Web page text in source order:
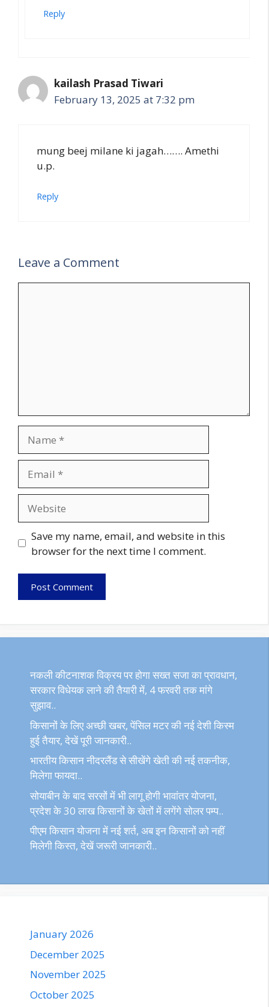
Reply
kailash Prasad Tiwari
February 13, 2025 at 7:32 pm
mung beej milane ki jagah……. Amethi
u.p.
Reply
Leave a Comment
Save my name, email, and website in this
browser for the next time I comment.
नकली कीटनाशक विक्रय पर होगा सख्त सजा का प्रावधान,
सरकार विधेयक लाने की तैयारी में, 4 फरवरी तक मांगे
सुझाव..
किसानों के लिए अच्छी खबर, पेंसिल मटर की नई देशी किस्म
हुई तैयार, देखें पूरी जानकारी..
भारतीय किसान नीदरलैंड से सीखेंगे खेती की नई तकनीक,
मिलेगा फायदा..
सोयाबीन के बाद सरसों में भी लागू होगी भावांतर योजना,
प्रदेश के 30 लाख किसानों के खेतों में लगेंगे सोलर पम्प..
पीएम किसान योजना में नई शर्त, अब इन किसानों को नहीं
मिलेगी किस्त, देखें जरूरी जानकारी..
January 2026
December 2025
November 2025
October 2025